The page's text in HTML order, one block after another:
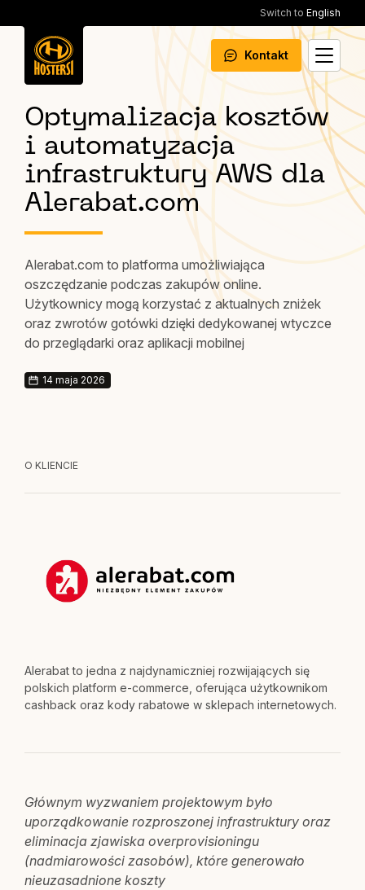
Switch to English
Kontakt
Optymalizacja kosztów
i automatyzacja
infrastruktury AWS dla
Alerabat.com
Alerabat.com to platforma umożliwiająca
oszczędzanie podczas zakupów online.
Użytkownicy mogą korzystać z aktualnych zniżek
oraz zwrotów gotówki dzięki dedykowanej wtyczce
do przeglądarki oraz aplikacji mobilnej
14 maja 2026
O KLIENCIE
Alerabat to jedna z najdynamiczniej rozwijających się
polskich platform e-commerce, oferująca użytkownikom
cashback oraz kody rabatowe w sklepach internetowych.
Głównym wyzwaniem projektowym było
uporządkowanie rozproszonej infrastruktury oraz
eliminacja zjawiska overprovisioningu
(nadmiarowości zasobów), które generowało
nieuzasadnione koszty